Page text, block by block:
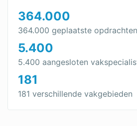
364.000
364.000 geplaatste
5.400
5.400 aangesloten
181
181 verschillende vakgebieden